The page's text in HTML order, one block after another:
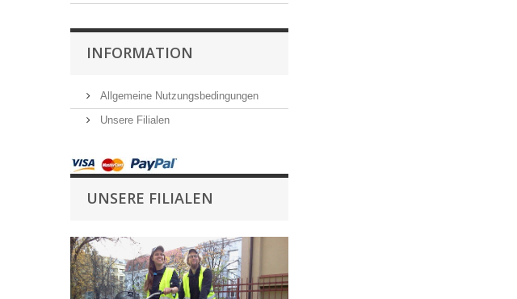
INFORMATION
Allgemeine Nutzungsbedingungen
Unsere Filialen
UNSERE FILIALEN